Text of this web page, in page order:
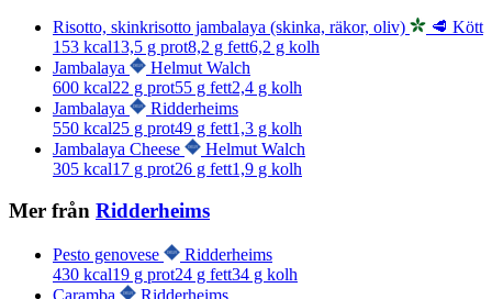
Risotto, skinkrisotto jambalaya (skinka, räkor, oliv)
🥩 Kött
153 kcal13,5 g prot8,2 g fett6,2 g kolh
Jambalaya
Helmut Walch
600 kcal22 g prot55 g fett2,4 g kolh
Jambalaya
Ridderheims
550 kcal25 g prot49 g fett1,3 g kolh
Jambalaya Cheese
Helmut Walch
305 kcal17 g prot26 g fett1,9 g kolh
Mer från Ridderheims
Pesto genovese
Ridderheims
430 kcal19 g prot24 g fett34 g kolh